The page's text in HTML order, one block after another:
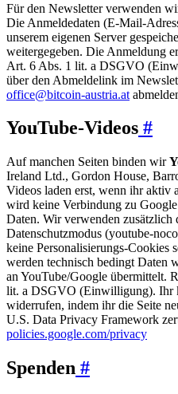
Für den Newsletter verwenden
Die Anmeldedaten (E-Mail-
unserem eigenen Server
weitergegeben. Die Anmeldung
Art. 6 Abs. 1 lit. a DSGVO
über den Abmeldelink im
office@bitcoin-austria.at
YouTube-Videos #
Auf manchen Seiten binden wir
Ireland Ltd., Gordon House,
Videos laden erst, wenn ihr
wird keine Verbindung zu
Daten. Wir verwenden zusätzlich
Datenschutzmodus (youtube-
keine Personalisierungs-Cookies
werden technisch bedingt Daten
an YouTube/Google übermittelt.
lit. a DSGVO (Einwilligung). Ihr
widerrufen, indem ihr die Seite
U.S. Data Privacy Framework
policies.google.com/privacy
Spenden #